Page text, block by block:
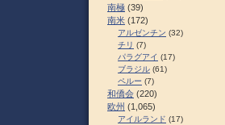
南極 (39)
南米 (172)
アルゼンチン (32)
チリ (7)
パラグアイ (17)
ブラジル (61)
ペルー (7)
和僑会 (220)
欧州 (1,065)
アイルランド (17)